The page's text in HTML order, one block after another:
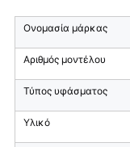
Ονομασία μάρκας
Αριθμός μοντέλου
Τύπος υφάσματος
Υλικό